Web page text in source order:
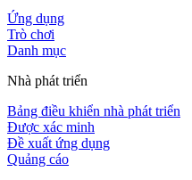
Ứng dụng
Trò chơi
Danh mục
Nhà phát triển
Bảng điều khiển nhà phát triển
Được xác minh
Đề xuất ứng dụng
Quảng cáo